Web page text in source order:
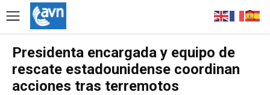
Presidenta encargada y equipo de
rescate estadounidense coordinan
acciones tras terremotos